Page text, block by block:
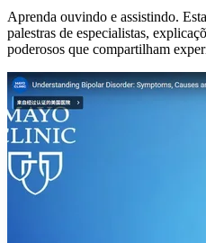
Aprenda ouvindo e assistindo.
palestras de especialistas,
poderosos que compartilham